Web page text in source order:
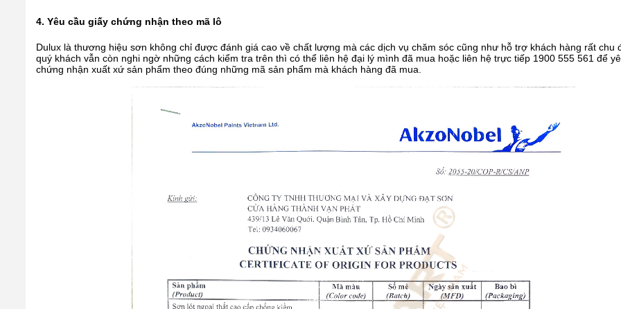
4. Yêu cầu giấy chứng nhận theo mã lô
Dulux là thương hiệu sơn không chỉ được đánh giá cao về chất lượng mà các dịch vụ chăm sóc cũng như hỗ trợ khách hàng rất chu
quý khách vẫn còn nghi ngờ những cách kiểm tra trên thì có thể liên hệ đại lý mình đã mua hoặc liên hệ trực tiếp 1900 555 561 để
chứng nhận xuất xứ sản phẩm theo đúng những mã sản phẩm mà khách hàng đã mua.